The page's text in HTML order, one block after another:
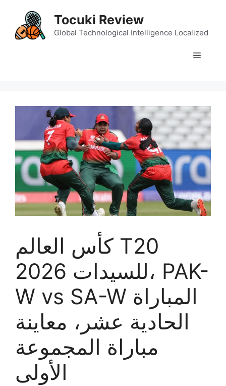
content
Tocuki Review
Global Technological Intelligence Localized
Menu
كأس العالم T20
للسيدات 2026، PAK-
W vs SA-W المباراة
الحادية عشر، معاينة
مباراة المجموعة
الأولى